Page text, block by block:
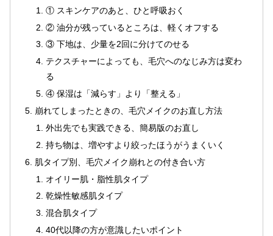
① スキンケアのあと、ひと呼吸おく
② 油分が残っているところは、軽くオフする
③ 下地は、少量を2回に分けてのせる
テクスチャーによっても、毛穴へのなじみ方は変わ
る
④ 保湿は「減らす」より「整える」
崩れてしまったときの、毛穴メイクのお直し方法
外出先でも実践できる、簡易版のお直し
持ち物は、増やすより絞ったほうがうまくいく
肌タイプ別、毛穴メイク崩れとの付き合い方
オイリー肌・脂性肌タイプ
乾燥性敏感肌タイプ
混合肌タイプ
40代以降の方が意識したいポイント